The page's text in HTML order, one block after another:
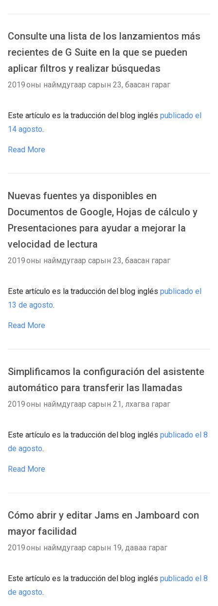
Consulte una lista de los lanzamientos más
recientes de G Suite en la que se pueden
aplicar filtros y realizar búsquedas
2019 оны наймдугаар сарын 23, баасан гараг
Este artículo es la traducción del blog inglés publicado el
14 agosto.
Read More
Nuevas fuentes ya disponibles en
Documentos de Google, Hojas de cálculo y
Presentaciones para ayudar a mejorar la
velocidad de lectura
2019 оны наймдугаар сарын 23, баасан гараг
Este artículo es la traducción del blog inglés publicado el
13 de agosto.
Read More
Simplificamos la configuración del asistente
automático para transferir las llamadas
2019 оны наймдугаар сарын 21, лхагва гараг
Este artículo es la traducción del blog inglés publicado el 8
de agosto.
Read More
Cómo abrir y editar Jams en Jamboard con
mayor facilidad
2019 оны наймдугаар сарын 19, даваа гараг
Este artículo es la traducción del blog inglés publicado el 8
de agosto.